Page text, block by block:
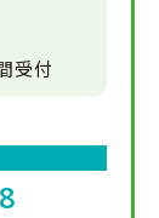
受付